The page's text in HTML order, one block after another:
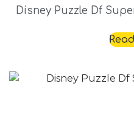
Disney Puzzle Df